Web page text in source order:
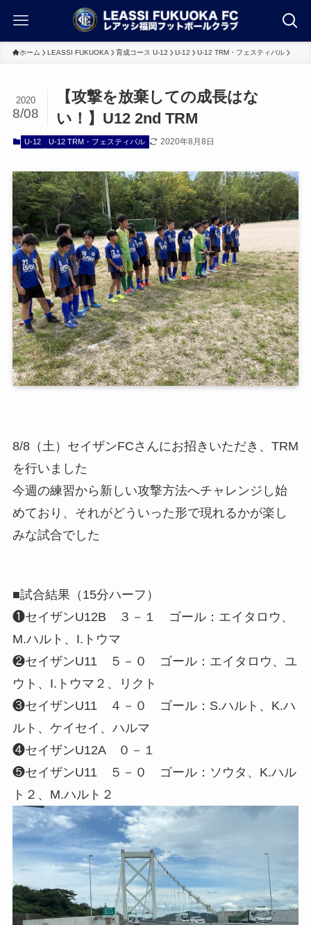
ホーム LEASSI FUKUOKA 育成コース U-12 U-12 U-12 TRM・フェスティバル
【攻撃を放棄しての成長はな
い！】U12 2nd TRM
2020
8/08
U-12 U-12 TRM・フェスティバル 2020年8月8日
8/8（土）セイザンFCさんにお招きいただき、TRM
を行いました
今週の練習から新しい攻撃方法へチャレンジし始
めており、それがどういった形で現れるかが楽し
みな試合でした
■試合結果（15分ハーフ）
❶セイザンU12B ３－１ ゴール：エイタロウ、
M.ハルト、I.トウマ
❷セイザンU11 ５－０ ゴール：エイタロウ、ユ
ウト、I.トウマ２、リクト
❸セイザンU11 ４－０ ゴール：S.ハルト、K.ハ
ルト、ケイセイ、ハルマ
❹セイザンU12A ０－１
❺セイザンU11 ５－０ ゴール：ソウタ、K.ハル
ト２、M.ハルト２